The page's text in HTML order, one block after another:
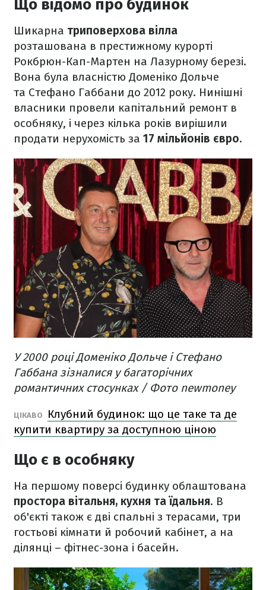
Що відомо про будинок
Шикарна триповерхова вілла
розташована в престижному курорті
Рокбрюн-Кап-Мартен на Лазурному березі.
Вона була власністю Доменіко Дольче
та Стефано Габбани до 2012 року. Нинішні
власники провели капітальний ремонт в
особняку, і через кілька років вирішили
продати нерухомість за 17 мільйонів євро.
У 2000 році Доменіко Дольче і Стефано
Габбана зізналися у багаторічних
романтичних стосунках / Фото newmoney
ЦІКАВО
Клубний будинок: що це таке та де
купити квартиру за доступною ціною
Що є в особняку
На першому поверсі будинку облаштована
простора вітальня, кухня та їдальня. В
об'єкті також є дві спальні з терасами, три
гостьові кімнати й робочий кабінет, а на
ділянці – фітнес-зона і басейн.